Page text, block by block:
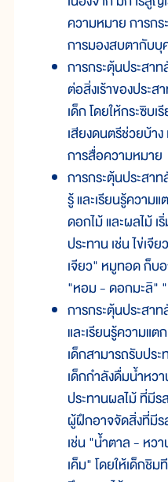
ความหมาย การกร
การมองสบตากับ
การกระตุ้นประสา
ต่อสิ่งเร้าของประ
เด็ก โดยให้กระซิบ
เสียงดนตรีช่วยบ้า
การสื่อความหมาย
การกระตุ้นประสา
รู้ และเรียนรู้ความ
ดอกไม้ และผลไม้
ประทาน เช่น ไข่เจี
เจียว" หมูทอด ก็บ
"หอม - ดอกมะลิ"
การกระตุ้นประสา
และเรียนรู้ความแ
เด็กสามารถรับประ
เด็กกำลังดื่มน้ำหว
ประทานผลไม้ ที่มีร
ผู้ฝึกอาจจัดสิ่งที่มีร
เช่น "น้ำตาล - หว
เค็ม" โดยให้เด็กชิ